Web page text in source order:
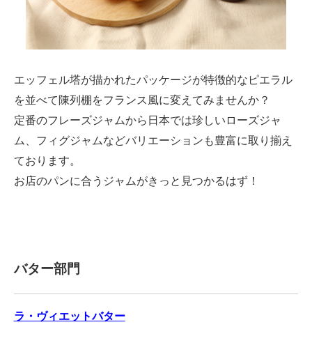
エッフェル塔が描かれたパッケージが特徴的なピエラル
を並べて陳列棚をフランス風に変えてみませんか？
定番のフレーズジャムから日本では珍しいローズジャ
ム、フィグジャムなどバリエーションも豊富に取り揃え
ております。
お店のパンに合うジャムがきっと見つかるはず！
バター部門
ラ・ヴィエットバター